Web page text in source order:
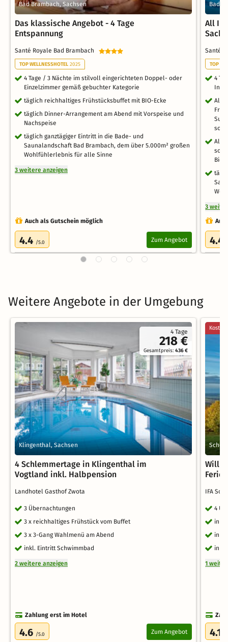
Bad Brambach, Sachsen
Das klassische Angebot - 4 Tage
Entspannung
Santé Royale Bad Brambach
TOP WELLNESSHOTEL 2025
4 Tage / 3 Nächte im stilvoll eingerichteten Doppel- oder
Einzelzimmer gemäß gebuchter Kategorie
täglich reichhaltiges Frühstücksbuffet mit BIO-Ecke
täglich Dinner-Arrangement am Abend mit Vorspeise und
Nachspeise
täglich ganztägiger Eintritt in die Bade- und
Saunalandschaft Bad Brambach, dem über 5.000m² großen
Wohlfühlerlebnis für alle Sinne
3 weitere anzeigen
Auch als Gutschein möglich
4.4 /5.0 Zum Angebot
Bad
All
Santé
TOP
4
All-
Bier
3
4.4
Weitere Angebote in der Umgebung
4 Tage
218 €
Gesamtpreis:436 €
Klingenthal, Sachsen
4 Schlemmertage in Klingenthal im
Vogtland inkl. Halbpension
Landhotel Gasthof Zwota
3 Übernachtungen
3 x reichhaltiges Frühstück vom Buffet
3 x 3-Gang Wahlmenü am Abend
inkl. Eintritt Schwimmbad
2 weitere anzeigen
Zahlung erst im Hotel
4.6 /5.0 Zum Angebot
IFA
4
inkl.
inkl.
inkl.
1
4.1